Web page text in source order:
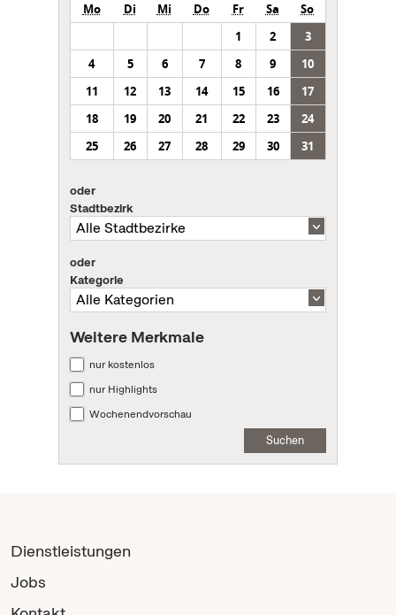
Mo Di Mi Do Fr Sa
So
1
2
3
4
5 6 7 8 9
10
11
12 13 14 15 16
17
18
19 20 21 22 23
24
25
26 27 28 29 30 31
oder
Stadtbezirk
oder
Kategorie
Weitere Merkmale
nur kostenlos
nur Highlights
Wochenendvorschau
Suchen
Dienstleistungen
Jobs